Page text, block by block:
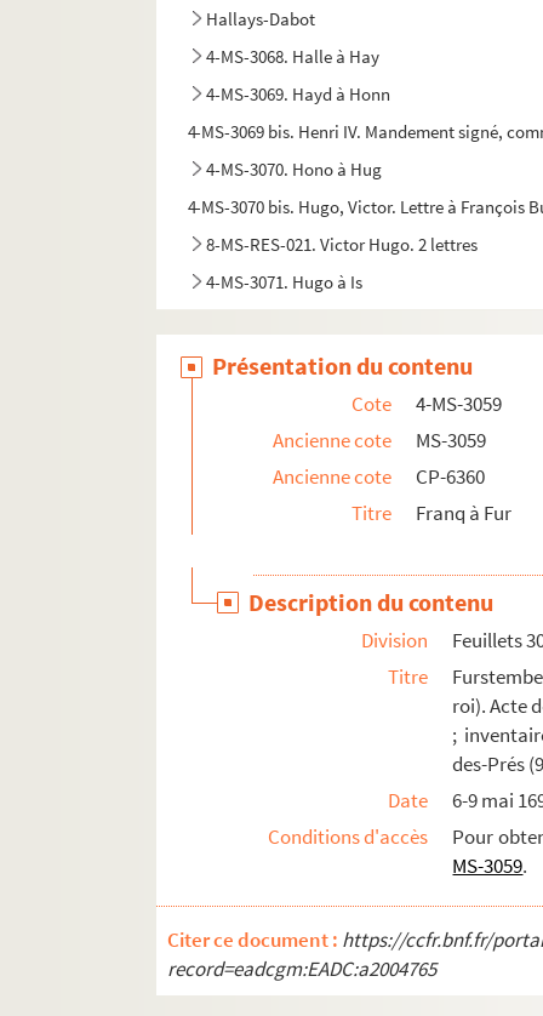
Hallays-Dabot
4-MS-3068. Halle à Hay
4-MS-3069. Hayd à Honn
4-MS-3069 bis. Henri IV. Mandement signé,
4-MS-3070. Hono à Hug
4-MS-3070 bis. Hugo, Victor. Lettre à François
8-MS-RES-021. Victor Hugo. 2 lettres
4-MS-3071. Hugo à Is
Présentation du contenu
Cote
4-MS-3059
Ancienne cote
MS-3059
Ancienne cote
CP-6360
Titre
Franq à Fur
Description du contenu
Division
Feuillets
Titre
roi). Acte
;
des-Prés
Date
6-9 mai
Conditions d'accès
Pour
MS-3059.
Citer ce document : https://ccfr.bnf.fr/
record=eadcgm:EADC:a2004765